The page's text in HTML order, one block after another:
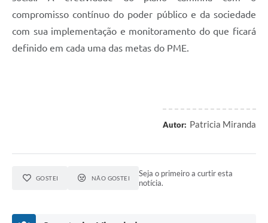
compromisso contínuo do poder público e da sociedade
com sua implementação e monitoramento do que ficará
definido em cada uma das metas do PME.
Autor: Patricia Miranda
GOSTEI NÃO GOSTEI
Seja o primeiro a curtir esta
notícia.